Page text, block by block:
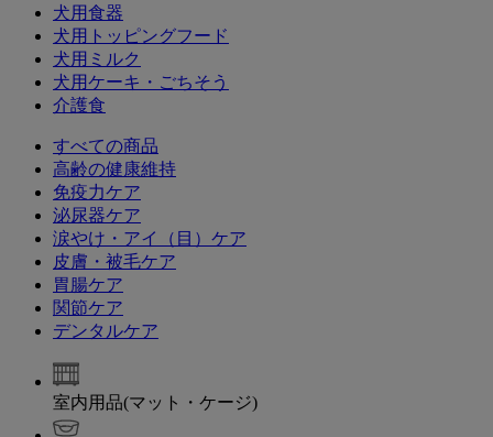
犬用食器
犬用トッピングフード
犬用ミルク
犬用ケーキ・ごちそう
介護食
すべての商品
高齢の健康維持
免疫力ケア
泌尿器ケア
涙やけ・アイ（目）ケア
皮膚・被毛ケア
胃腸ケア
関節ケア
デンタルケア
室内用品(マット・ケージ)